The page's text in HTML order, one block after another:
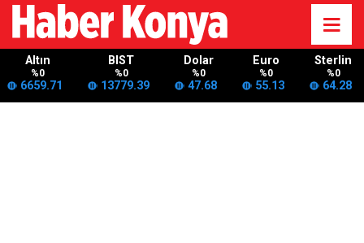
Altın
%0
6659.71
BIST
%0
13779.39
Dolar
%0
47.68
Euro
%0
55.13
Sterlin
%0
64.28